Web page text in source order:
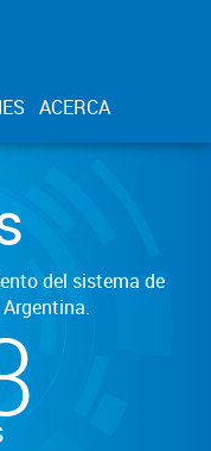
ACERCA
del sistema de